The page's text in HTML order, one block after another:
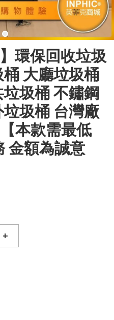
環保回收垃圾
大廳垃圾桶
圾桶 不鏽鋼
圾桶 台灣廠
【本款需最低
金額為誠意
+